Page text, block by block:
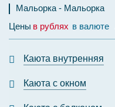
Мальорка
Мальорка
Цены в рублях в валюте
Каюта внутренняя
Каюта с окном